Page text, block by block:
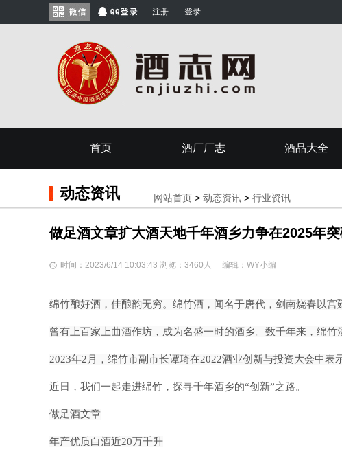
注册 登录
首页 酒厂厂志 酒品大全
动态资讯 网站首页 > 动态资讯 > 行业资讯
做足酒文章扩大酒天地千年酒乡力争在2025年
时间：2023/6/14 10:03:43 浏览：3460人 编辑：WY小编
绵竹酿好酒，佳酿韵无穷。绵竹酒，闻名于唐代，剑南烧春以宫
曾有上百家上曲酒作坊，成为名盛一时的酒乡。数千年来，绵
2023年2月，绵竹市副市长谭琦在2022酒业创新与投资大会中表
近日，我们一起走进绵竹，探寻千年酒乡的“创新”之路。
做足酒文章
年产优质白酒近20万千升